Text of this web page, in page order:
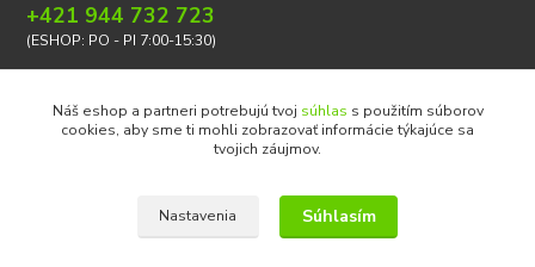
+421 944 732 723
(ESHOP: PO - PI 7:00-15:30)
Náš eshop a partneri potrebujú tvoj súhlas s použitím súborov
cookies, aby sme ti mohli zobrazovať informácie týkajúce sa
tvojich záujmov.
Nastavenia Súhlasím